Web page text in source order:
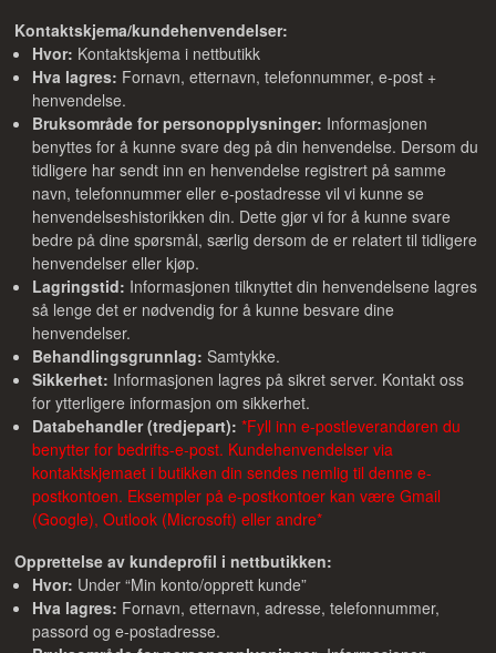
Kontaktskjema/kundehenvendelser:
Hvor: Kontaktskjema i nettbutikk
Hva lagres: Fornavn, etternavn, telefonnummer, e-post +
henvendelse.
Bruksområde for personopplysninger: Informasjonen
benyttes for å kunne svare deg på din henvendelse. Dersom du
tidligere har sendt inn en henvendelse registrert på samme
navn, telefonnummer eller e-postadresse vil vi kunne se
henvendelseshistorikken din. Dette gjør vi for å kunne svare
bedre på dine spørsmål, særlig dersom de er relatert til tidligere
henvendelser eller kjøp.
Lagringstid: Informasjonen tilknyttet din henvendelsene lagres
så lenge det er nødvendig for å kunne besvare dine
henvendelser.
Behandlingsgrunnlag: Samtykke.
Sikkerhet: Informasjonen lagres på sikret server. Kontakt oss
for ytterligere informasjon om sikkerhet.
Databehandler (tredjepart): *Fyll inn e-postleverandøren du
benytter for bedrifts-e-post. Kundehenvendelser via
kontaktskjemaet i butikken din sendes nemlig til denne e-
postkontoen. Eksempler på e-postkontoer kan være Gmail
(Google), Outlook (Microsoft) eller andre*
Opprettelse av kundeprofil i nettbutikken:
Hvor: Under “Min konto/opprett kunde”
Hva lagres: Fornavn, etternavn, adresse, telefonnummer,
passord og e-postadresse.